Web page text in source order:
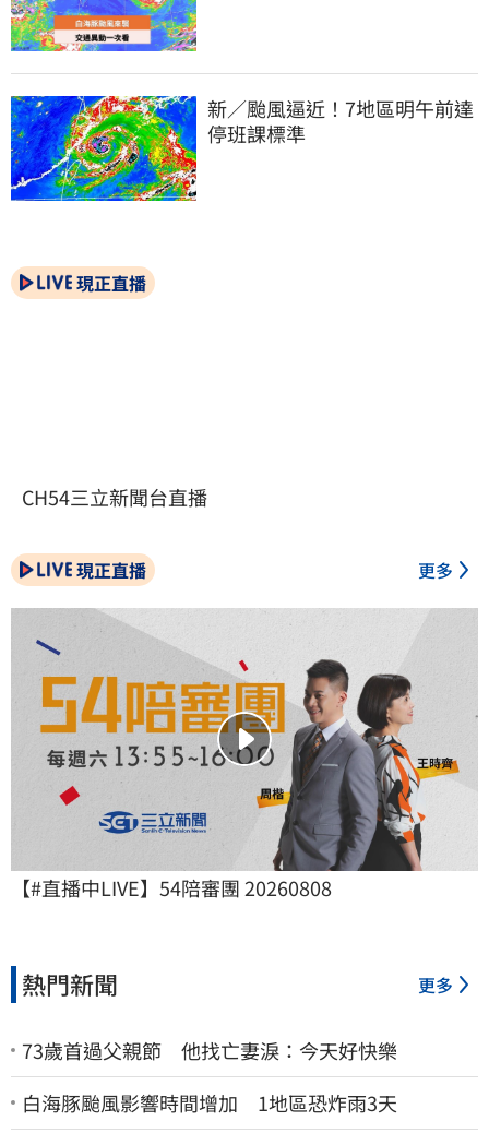
新／颱風逼近！7地區明午前達
停班課標準
現正直播
CH54三立新聞台直播
現正直播 更多
【#直播中LIVE】54陪審團 20260808
熱門新聞 更多
73歲首過父親節 他找亡妻淚：今天好快樂
白海豚颱風影響時間增加 1地區恐炸雨3天